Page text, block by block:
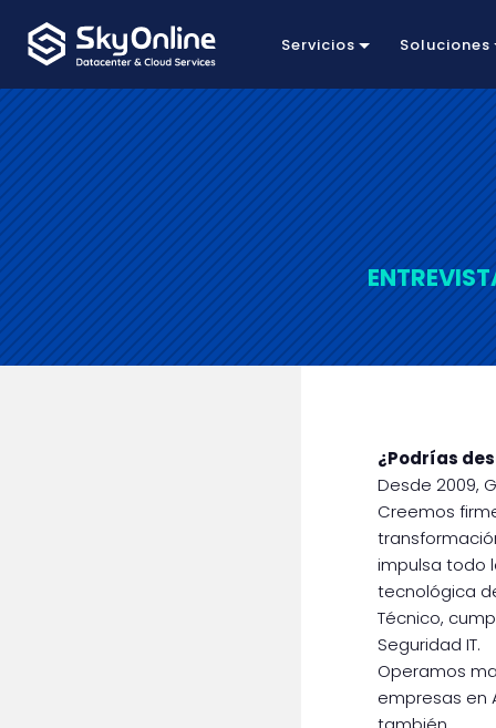
Servicios Soluciones
¿Podrías
Desde 2009,
Creemos
impulsa todo
tecnológica
Técnico,
Seguridad IT.
Operamos
empresas en